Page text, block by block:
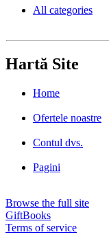
All categories
Hartă Site
Home
Ofertele noastre
Contul dvs.
Pagini
Browse the full site
GiftBooks
Terms of service